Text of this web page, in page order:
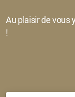
Au plaisir de vous
!